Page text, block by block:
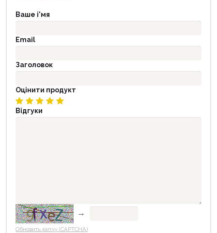
Ваше і'мя
Email
Заголовок
Оцінити продукт
Відгуки
→
Обновить капчу (CAPTCHA)